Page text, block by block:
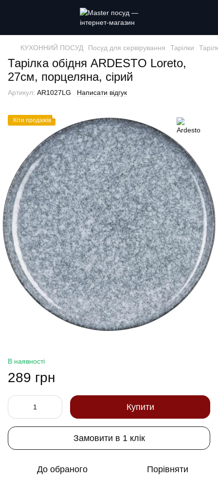
КУХОННИЙ ПОСУД Посуд для сервірування Тарілки
Тарілка обідня ARDESTO Loreto,
27см, порцеляна, сірий
Артикул: AR1027LG Написати відгук
Хіти продажiв
В наявності
289 грн
Купити
Замовити в 1 клік
До обраного Порівняти